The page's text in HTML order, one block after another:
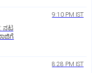
9:10 PM IST
ನಟ
8:28 PM IST